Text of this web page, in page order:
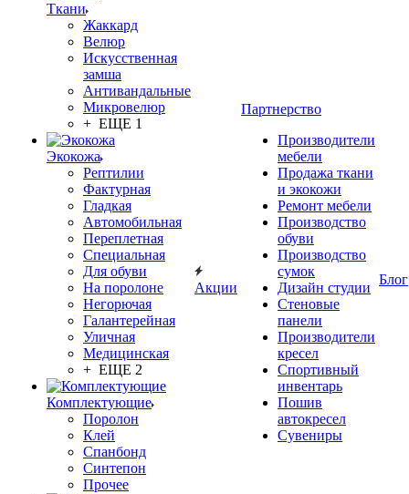
Ткани
Жаккард
Велюр
Искусственная
замша
Антивандальные
Микровелюр
+ ЕЩЕ 1
Экокожа
Рептилии
Фактурная
Гладкая
Автомобильная
Переплетная
Специальная
Для обуви
На поролоне
Негорючая
Галантерейная
Уличная
Медицинская
+ ЕЩЕ 2
Комплектующие
Поролон
Клей
Спанбонд
Синтепон
Прочее
Акции
Партнерство
Производители
мебели
Продажа ткани
и экокожи
Ремонт мебели
Производство
обуви
Производство
сумок
Дизайн студии
Стеновые
панели
Производители
кресел
Спортивный
инвентарь
Пошив
автокресел
Сувениры
Блог